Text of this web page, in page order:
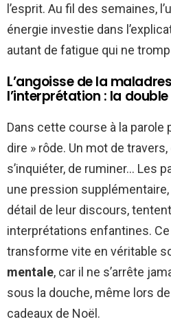
l’esprit. Au fil des semaines,
énergie investie dans
autant de fatigue qui ne
L’angoisse de la
l’interprétation : la
Dans cette course à la parole
dire » rôde. Un mot de
s’inquiéter, de ruminer… Les
une pression
détail de leur discours,
interprétations enfantines.
transforme vite en véritable
mentale, car il ne s’arrête
sous la douche, même lors
cadeaux de Noël.